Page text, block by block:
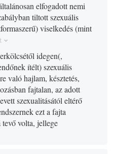
elfogadott nemi
tiltott szexuális
)viselkedés(mint
idegen(,
ítélt)szexuális
való hajlam, késztetés,
fajtalan, az adott
szexualitásától eltérő
ezt a fajta
volta, jellege